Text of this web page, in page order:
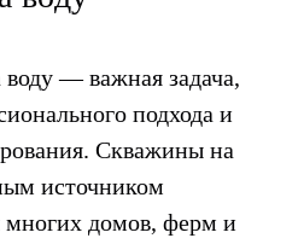
— важная задача,
подхода и
Скважины на
источником
многих домов, ферм и